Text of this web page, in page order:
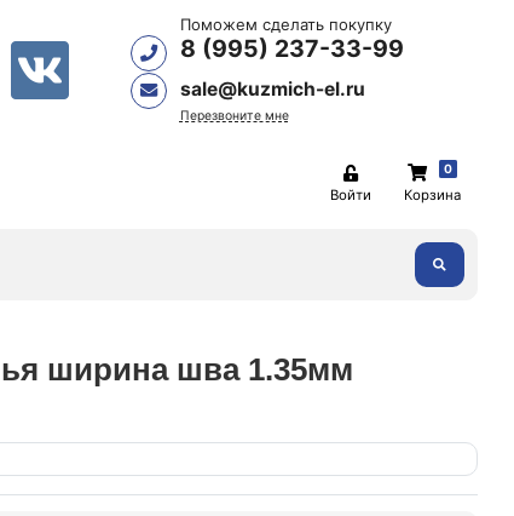
Поможем сделать покупку
8 (995) 237-33-99
sale@kuzmich-el.ru
Перезвоните мне
Войти
0
Корзина
ширина шва 1.35мм